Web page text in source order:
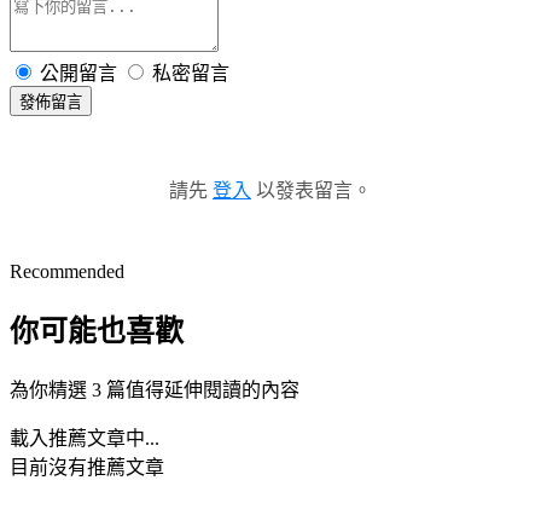
公開留言 私密留言
發佈留言
請先 登入 以發表留言。
Recommended
你可能也喜歡
為你精選 3 篇值得延伸閱讀的內容
載入推薦文章中...
目前沒有推薦文章